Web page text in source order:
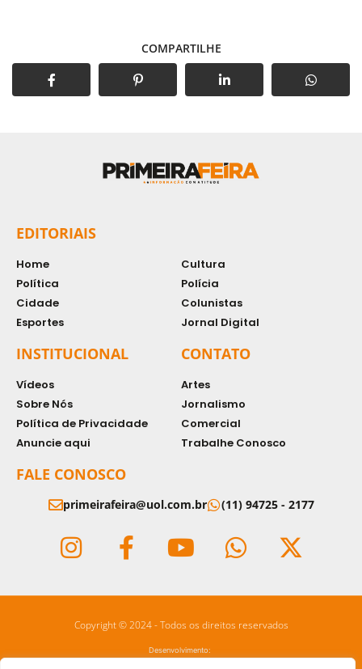
COMPARTILHE
EDITORIAIS
Home
Política
Cidade
Esportes
Cultura
Polícia
Colunistas
Jornal Digital
INSTITUCIONAL
Vídeos
Sobre Nós
Política de Privacidade
Anuncie aqui
CONTATO
Artes
Jornalismo
Comercial
Trabalhe Conosco
FALE CONOSCO
primeirafeira@uol.com.br (11) 94725 - 2177
Copyright © 2024 - Todos os direitos reservados
Desenvolvimento: